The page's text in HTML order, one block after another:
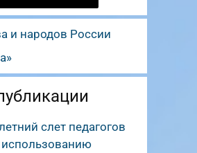
и народов России
слет педагогов
использованию